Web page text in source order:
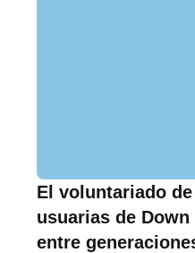
El voluntariado
usuarias de
entre